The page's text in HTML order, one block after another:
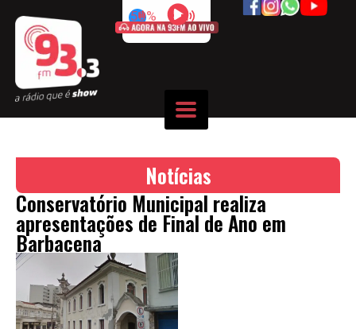
50%
Notícias
Conservatório Municipal realiza
apresentações de Final de Ano em
Barbacena